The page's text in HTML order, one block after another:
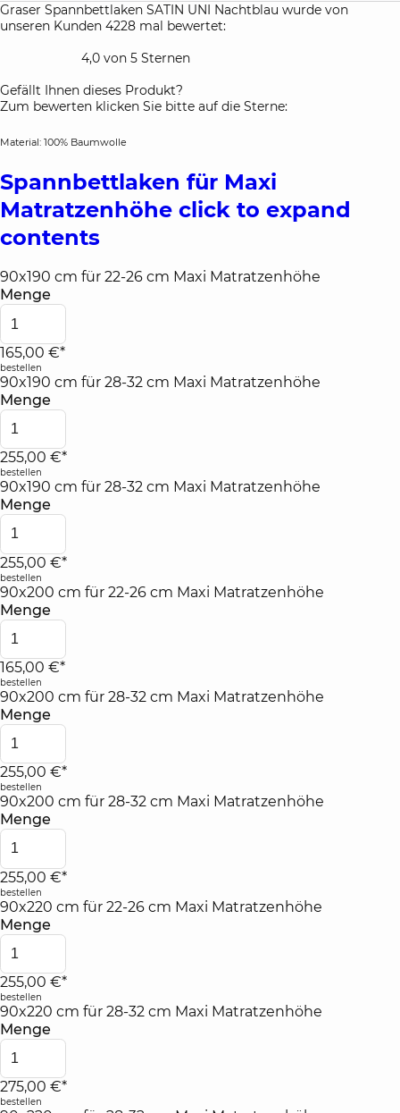
Graser Spannbettlaken SATIN UNI Nachtblau wurde von
unseren Kunden 4228 mal bewertet:
4,0 von 5 Sternen
Gefällt Ihnen dieses Produkt?
Zum bewerten klicken Sie bitte auf die Sterne:
Material: 100% Baumwolle
Spannbettlaken für Maxi
Matratzenhöhe click to expand
contents
90x190 cm für 22-26 cm Maxi Matratzenhöhe
Menge
165,00 €*
bestellen
90x190 cm für 28-32 cm Maxi Matratzenhöhe
Menge
255,00 €*
bestellen
90x190 cm für 28-32 cm Maxi Matratzenhöhe
Menge
255,00 €*
bestellen
90x200 cm für 22-26 cm Maxi Matratzenhöhe
Menge
165,00 €*
bestellen
90x200 cm für 28-32 cm Maxi Matratzenhöhe
Menge
255,00 €*
bestellen
90x200 cm für 28-32 cm Maxi Matratzenhöhe
Menge
255,00 €*
bestellen
90x220 cm für 22-26 cm Maxi Matratzenhöhe
Menge
255,00 €*
bestellen
90x220 cm für 28-32 cm Maxi Matratzenhöhe
Menge
275,00 €*
bestellen